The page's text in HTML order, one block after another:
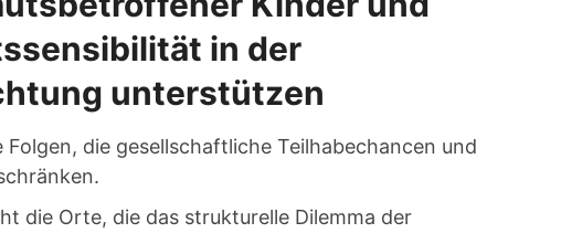
in der
unterstützen
die gesellschaftliche Teilhabechancen und
die Orte, die das strukturelle Dilemma der